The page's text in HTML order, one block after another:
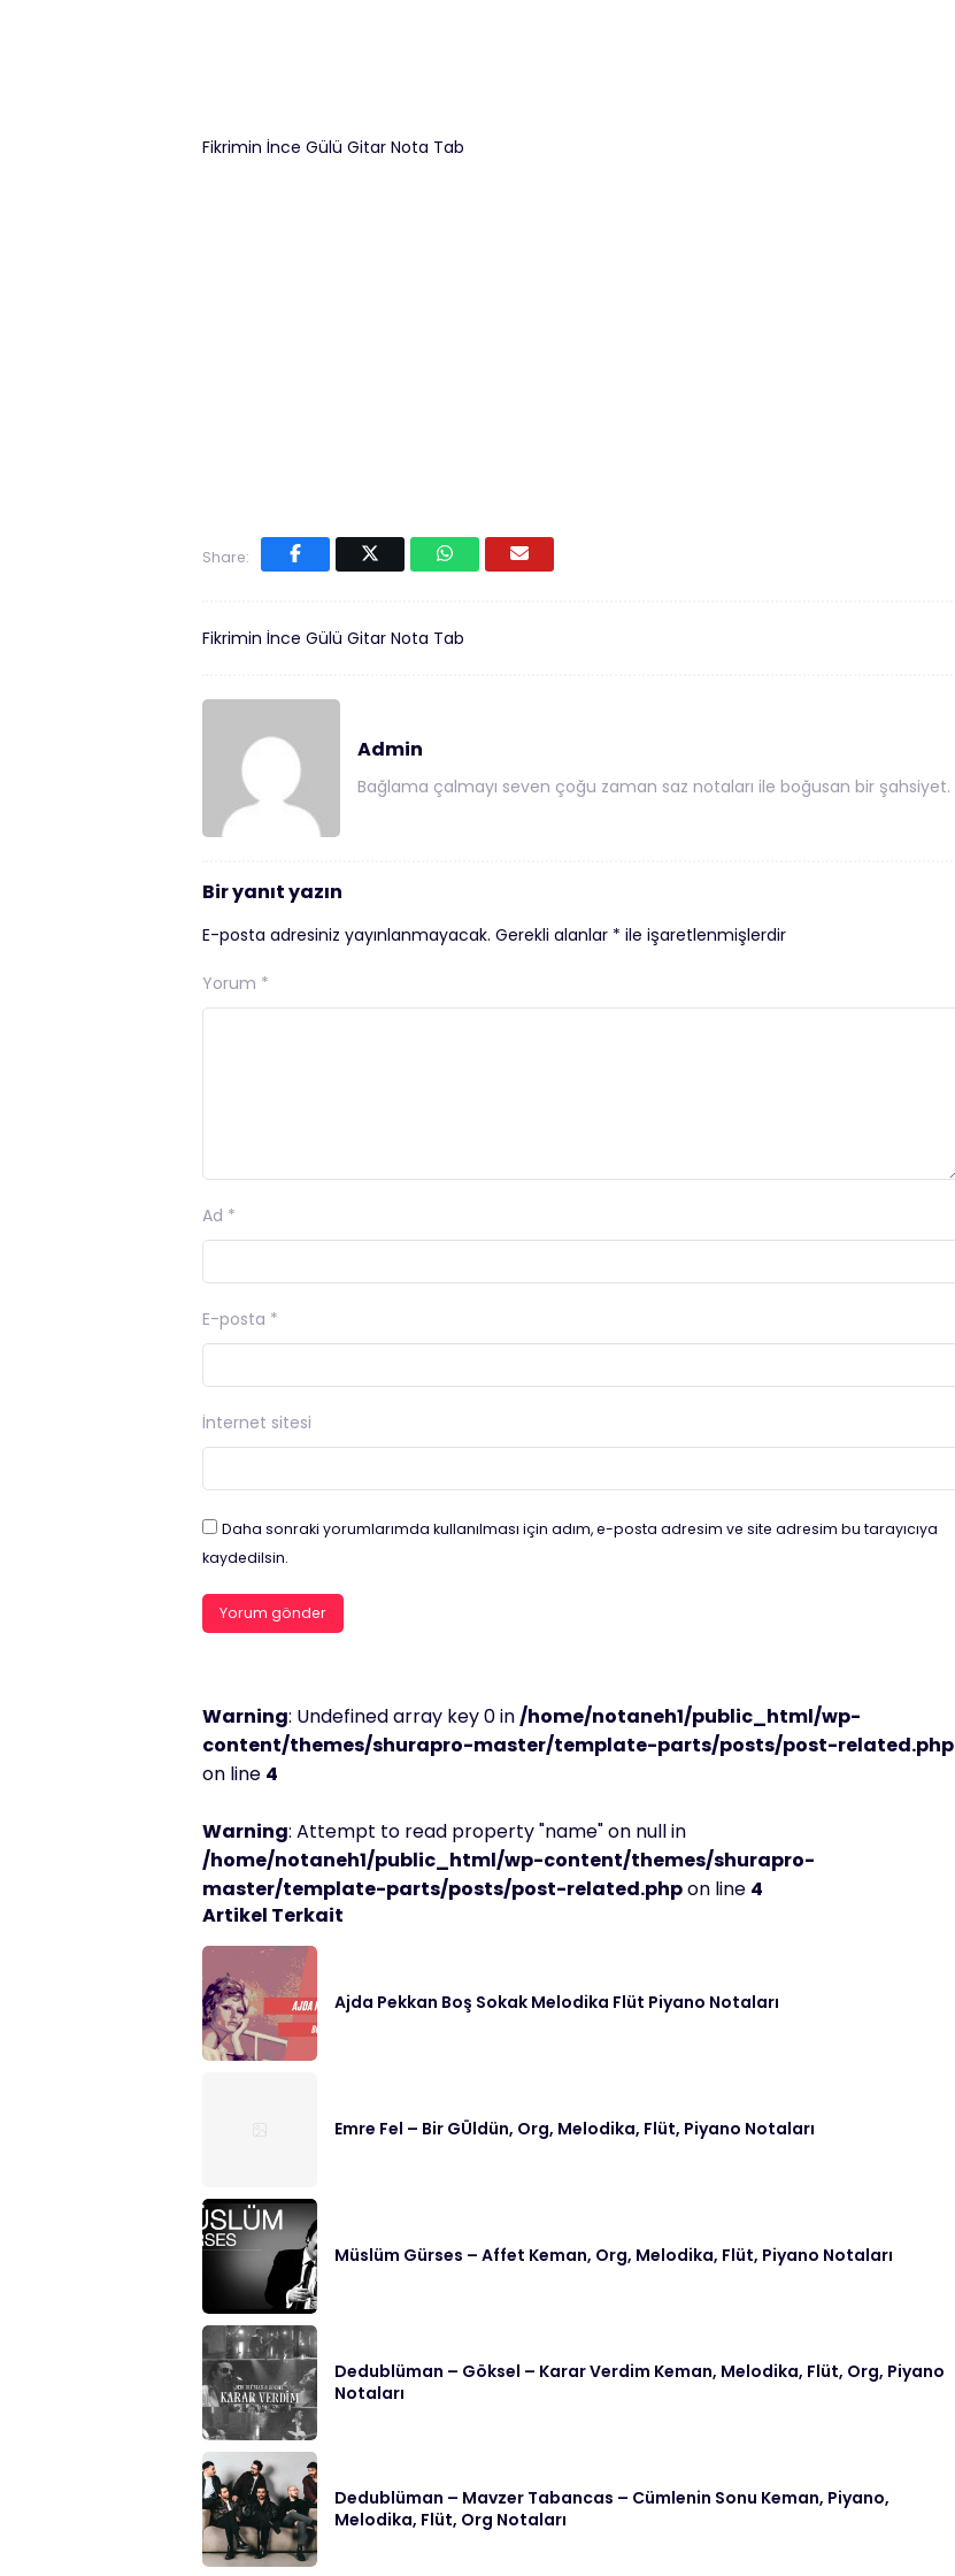
Fikrimin İnce Gülü Gitar Nota Tab
Share:
Fikrimin İnce Gülü Gitar Nota Tab
Admin
Bağlama çalmayı seven çoğu zaman saz notaları ile boğusan bir şahsiyet.
Bir yanıt yazın
E-posta adresiniz yayınlanmayacak. Gerekli alanlar * ile işaretlenmişlerdir
Yorum *
Ad *
E-posta *
İnternet sitesi
Daha sonraki yorumlarımda kullanılması için adım, e-posta adresim ve site adresim bu tarayıcıya
kaydedilsin.
Warning: Undefined array key 0 in/home/notaneh1/public_html/wp-
content/themes/shurapro-master/template-parts/posts/post-related.php
on line 4
Warning: Attempt to read property "name" on null in
/home/notaneh1/public_html/wp-content/themes/shurapro-
master/template-parts/posts/post-related.phpon line 4
Artikel Terkait
Ajda Pekkan Boş Sokak Melodika Flüt Piyano Notaları
Emre Fel – Bir GÜldün, Org, Melodika, Flüt, Piyano Notaları
Müslüm Gürses – Affet Keman, Org, Melodika, Flüt, Piyano Notaları
Dedublüman – Göksel – Karar Verdim Keman, Melodika, Flüt, Org, Piyano
Notaları
Dedublüman – Mavzer Tabancas – Cümlenin Sonu Keman, Piyano,
Melodika, Flüt, Org Notaları